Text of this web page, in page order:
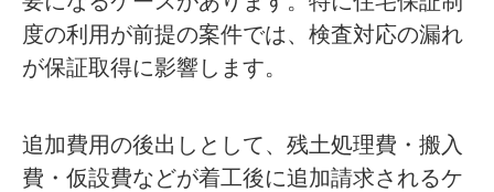
度の利用が前提の案件では、検査対応の漏れ
が保証取得に影響します。
追加費用の後出しとして、残土処理費・搬入
費・仮設費などが着工後に追加請求されるケ